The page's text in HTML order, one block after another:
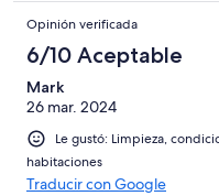
staff were super kind and
time. The breakfast was
food at the restaurant was
expectations. (You can
menu in Santiago. The
neighborhood is not
crowded places. However,
any good restaurants near
nice place for a short family
Opinión verificada
6/10 Aceptable
Mark
26 mar. 2024
Le gustó: Limpieza,
habitaciones
Traducir con Google